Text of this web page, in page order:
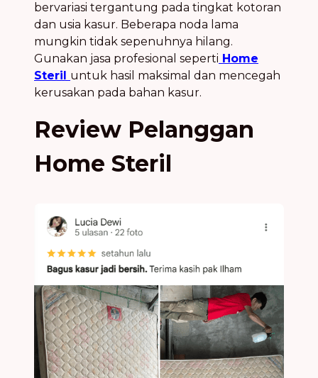
bervariasi tergantung pada tingkat kotoran
dan usia kasur. Beberapa noda lama
mungkin tidak sepenuhnya hilang.
Gunakan jasa profesional seperti Home
Steril untuk hasil maksimal dan mencegah
kerusakan pada bahan kasur.
Review Pelanggan
Home Steril